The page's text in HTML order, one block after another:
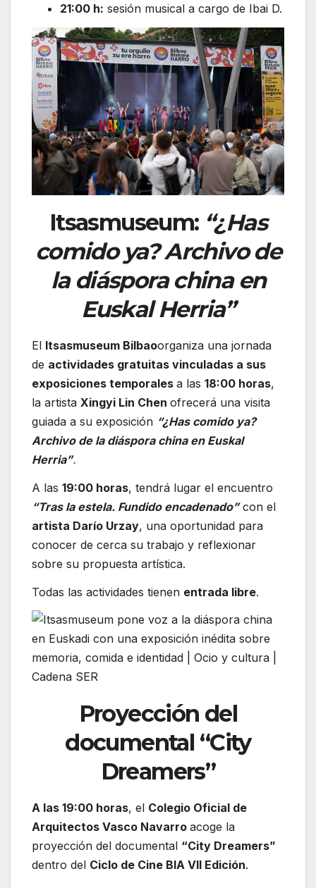
21:00 h: sesión musical a cargo de Ibai D.
Itsasmuseum: “¿Has
comido ya? Archivo de
la diáspora china en
Euskal Herria”
El Itsasmuseum Bilbaoorganiza una jornada
de actividades gratuitas vinculadas a sus
exposiciones temporales a las 18:00 horas,
la artista Xingyi Lin Chen ofrecerá una visita
guiada a su exposición “¿Has comido ya?
Archivo de la diáspora china en Euskal
Herria”.
A las 19:00 horas, tendrá lugar el encuentro
“Tras la estela. Fundido encadenado”con el
artista Darío Urzay, una oportunidad para
conocer de cerca su trabajo y reflexionar
sobre su propuesta artística.
Todas las actividades tienen entrada libre.
Proyección del
documental “City
Dreamers”
A las 19:00 horas, el Colegio Oficial de
Arquitectos Vasco Navarro acoge la
proyección del documental “City Dreamers”
dentro del Ciclo de Cine BIA VII Edición.